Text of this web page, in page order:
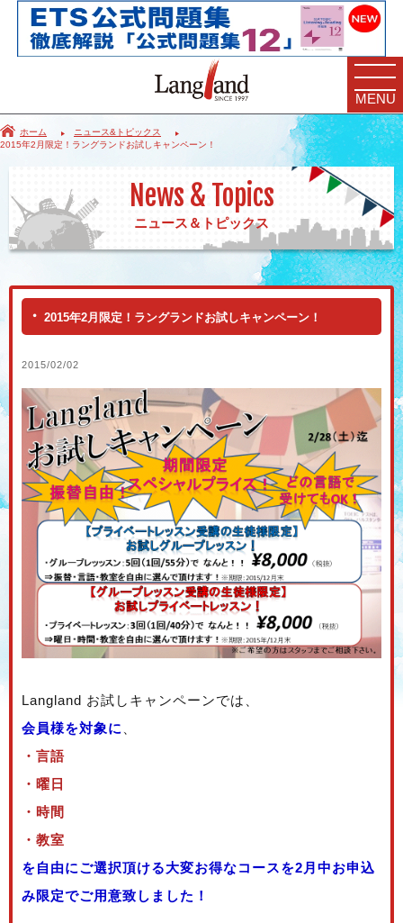
MENU
ホーム
ニュース&トピックス
2015年2月限定！ラングランドお試しキャンペーン！
News & Topics
ニュース＆トピックス
2015年2月限定！ラングランドお試しキャンペーン！
2015/02/02
Langland お試しキャンペーンでは、
会員様を対象に
・言語
・曜日
・時間
・教室
を自由にご選択頂ける大変お得なコースを2月中お申込
み限定でご用意致しました！